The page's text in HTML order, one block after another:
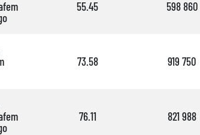
55.45 598 860
73.58 919 750
76.11 821 988